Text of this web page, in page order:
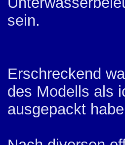
sein.
Erschreckend
des Modells als
ausgepackt